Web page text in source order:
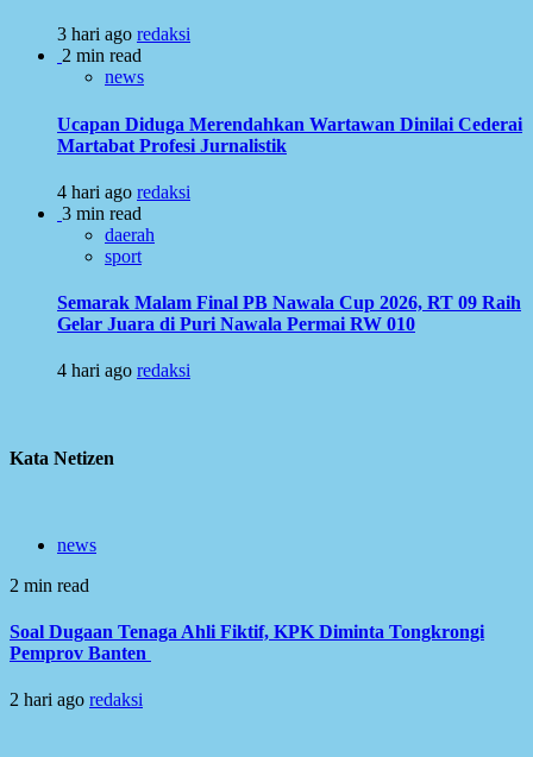
3 hari ago redaksi
2 min read
news
Ucapan Diduga Merendahkan Wartawan Dinilai Cederai
Martabat Profesi Jurnalistik
4 hari ago redaksi
3 min read
daerah
sport
Semarak Malam Final PB Nawala Cup 2026, RT 09 Raih
Gelar Juara di Puri Nawala Permai RW 010
4 hari ago redaksi
Kata Netizen
news
2 min read
Soal Dugaan Tenaga Ahli Fiktif, KPK Diminta Tongkrongi
Pemprov Banten
2 hari ago redaksi